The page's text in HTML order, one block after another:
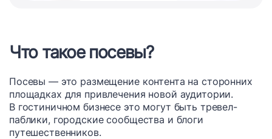
Что такое посевы?
Посевы — это размещение контента на сторонних
площадках для привлечения новой аудитории.
В гостиничном бизнесе это могут быть тревел-
паблики, городские сообщества и блоги
путешественников.